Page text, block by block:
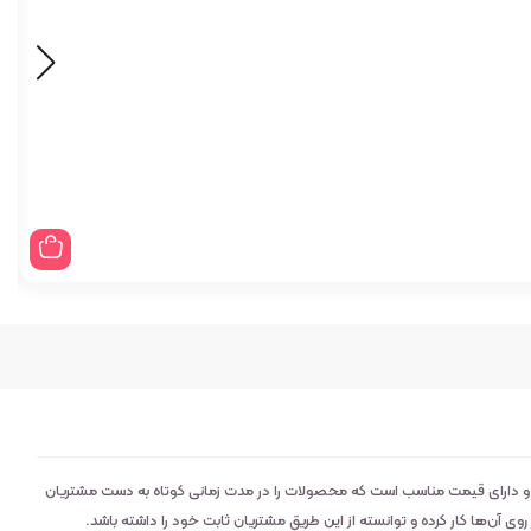
دارای قیمت مناسب است که محصولات را در مدت زمانی کوتاه به دست مشتریان
کار کرده و توانسته از این طریق مشتریان ثابت خود را داشته باشد.